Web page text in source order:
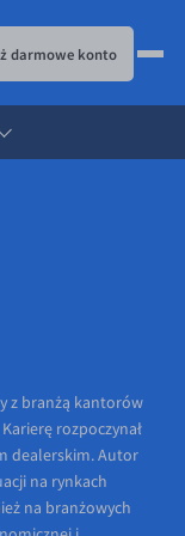
darmowe konto
z branżą kantorów
rozpoczynał
dealerskim. Autor
na rynkach
na branżowych